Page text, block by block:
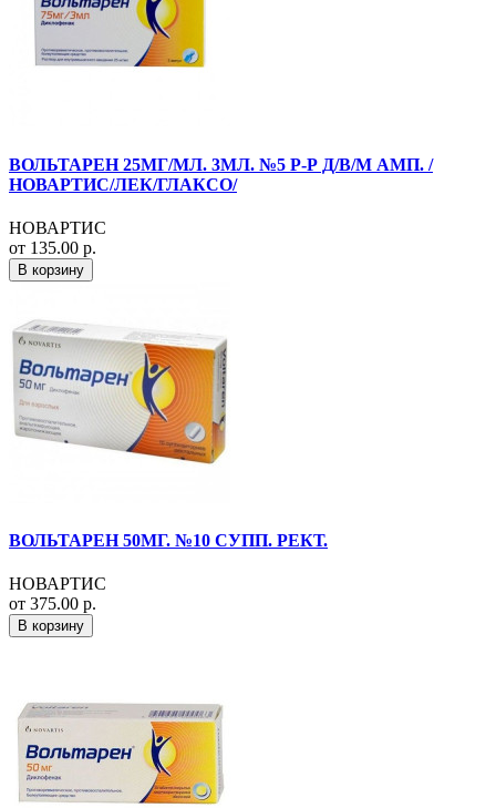
ВОЛЬТАРЕН 25МГ/МЛ. 3МЛ. №5 Р-Р Д/В/М АМП. /
НОВАРТИС/ЛЕК/ГЛАКСО/
НОВАРТИС
от 135.00 р.
В корзину
ВОЛЬТАРЕН 50МГ. №10 СУПП. РЕКТ.
НОВАРТИС
от 375.00 р.
В корзину